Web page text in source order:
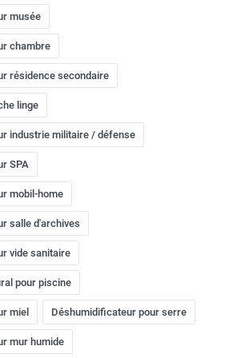
:
risque de moisissures.
de modèles :
"séchage du linge" ou une
pour accélérer le séchage. Une
à 25 litres par jour est recommandée
d'utilisation de la buanderie.
pour les professionnels
professionnels sont conçus pour
et des environnements spécifiques.
:
:Séchage des bâtiments après
musée
chambre
résidence secondaire
linge
industrie militaire / défense
SPA
mobil-home
salle d'archives
vide sanitaire
pour piscine
miel Déshumidificateur pour serre
mur humide